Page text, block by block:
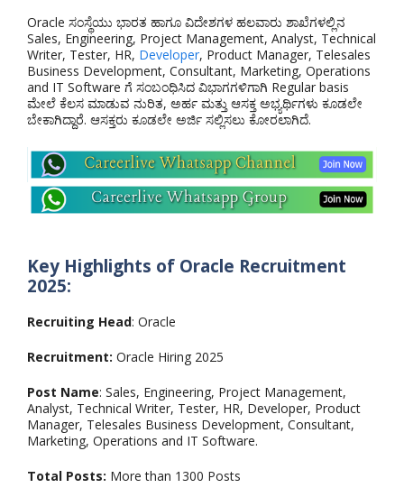
Oracle ಸಂಸ್ಥೆಯು ಭಾರತ ಹಾಗೂ ವಿದೇಶಗಳ ಹಲವಾರು ಶಾಖೆಗಳಲ್ಲಿನ
Sales, Engineering, Project Management, Analyst, Technical
Writer, Tester, HR, Developer, Product Manager, Telesales
Business Development, Consultant, Marketing, Operations
and IT Software ಗೆ ಸಂಬಂಧಿಸಿದ ವಿಭಾಗಗಳಿಗಾಗಿ Regular basis
ಮೇಲೆ ಕೆಲಸ ಮಾಡುವ ನುರಿತ, ಅರ್ಹ ಮತ್ತು ಆಸಕ್ತ ಅಭ್ಯರ್ಥಿಗಳು ಕೂಡಲೇ
ಬೇಕಾಗಿದ್ದಾರೆ. ಆಸಕ್ತರು ಕೂಡಲೇ ಅರ್ಜಿ ಸಲ್ಲಿಸಲು ಕೋರಲಾಗಿದೆ.
Key Highlights of Oracle Recruitment
2025:
Recruiting Head: Oracle
Recruitment: Oracle Hiring 2025
Post Name: Sales, Engineering, Project Management,
Analyst, Technical Writer, Tester, HR, Developer, Product
Manager, Telesales Business Development, Consultant,
Marketing, Operations and IT Software.
Total Posts: More than 1300 Posts